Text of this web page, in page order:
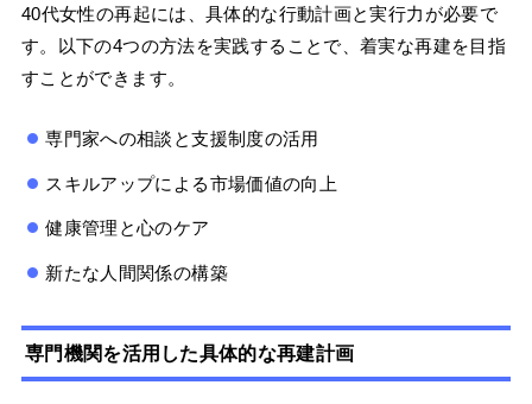
40代女性の再起には、具体的な行動計画と実行力が必要で
す。以下の4つの方法を実践することで、着実な再建を目指
すことができます。
専門家への相談と支援制度の活用
スキルアップによる市場価値の向上
健康管理と心のケア
新たな人間関係の構築
専門機関を活用した具体的な再建計画